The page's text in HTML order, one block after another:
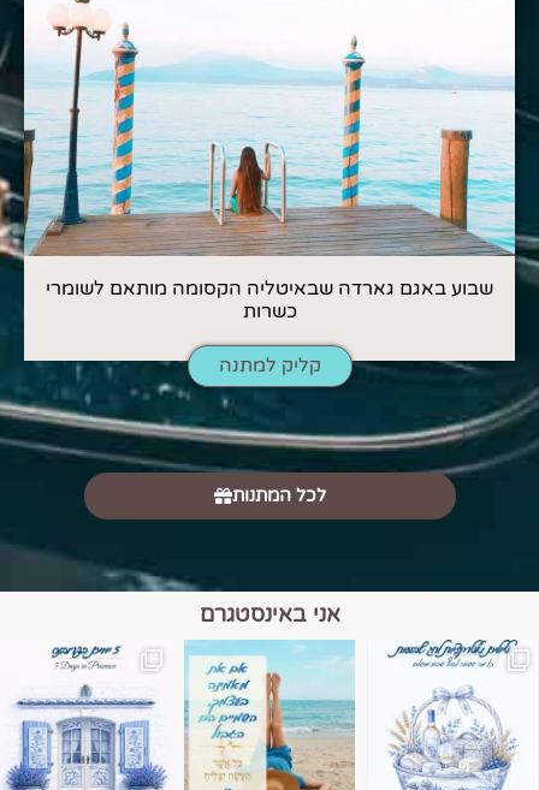
שבוע באגם גארדה שבאיטליה הקסומה מותאם לשומרי
כשרות
קליק למתנה
לכל המתנות
אני באינסטגרם
הם הגבול 💙🩵